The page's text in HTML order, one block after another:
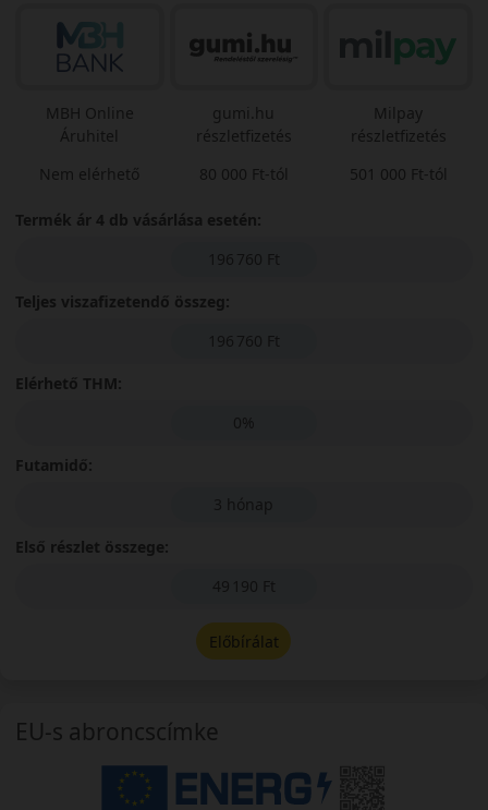
MBH Online
Áruhitel
Nem elérhető
gumi.hu
részletfizetés
80 000 Ft-tól
Milpay
részletfizetés
501 000 Ft-tól
Termék ár 4 db vásárlása esetén:
196 760 Ft
Teljes viszafizetendő összeg:
196 760 Ft
Elérhető THM:
0%
Futamidő:
3 hónap
Első részlet összege:
49 190 Ft
Előbírálat
EU-s abroncscímke